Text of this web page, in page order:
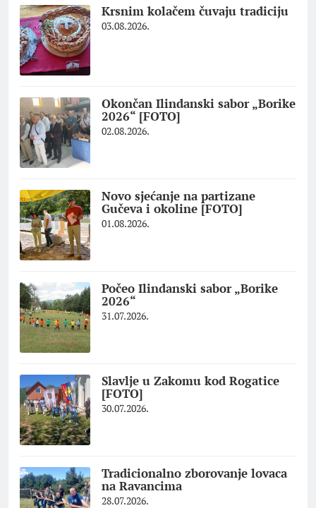
Krsnim kolačem čuvaju tradiciju
03.08.2026.
Okončan Ilindanski sabor „Borike
2026“ [FOTO]
02.08.2026.
Novo sjećanje na partizane
Gučeva i okoline [FOTO]
01.08.2026.
Počeo Ilindanski sabor „Borike
2026“
31.07.2026.
Slavlje u Zakomu kod Rogatice
[FOTO]
30.07.2026.
Tradicionalno zborovanje lovaca
na Ravancima
28.07.2026.